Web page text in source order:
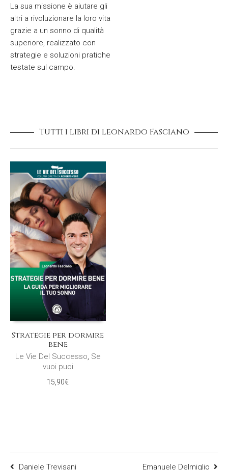
La sua missione è aiutare gli
altri a rivoluzionare la loro vita
grazie a un sonno di qualità
superiore, realizzato con
strategie e soluzioni pratiche
testate sul campo.
Tutti i libri di Leonardo Fasciano
Strategie per dormire
bene
Le Vie Del Successo Se
vuoi puoi
15,90€
Daniele Trevisani Emanuele Delmiglio